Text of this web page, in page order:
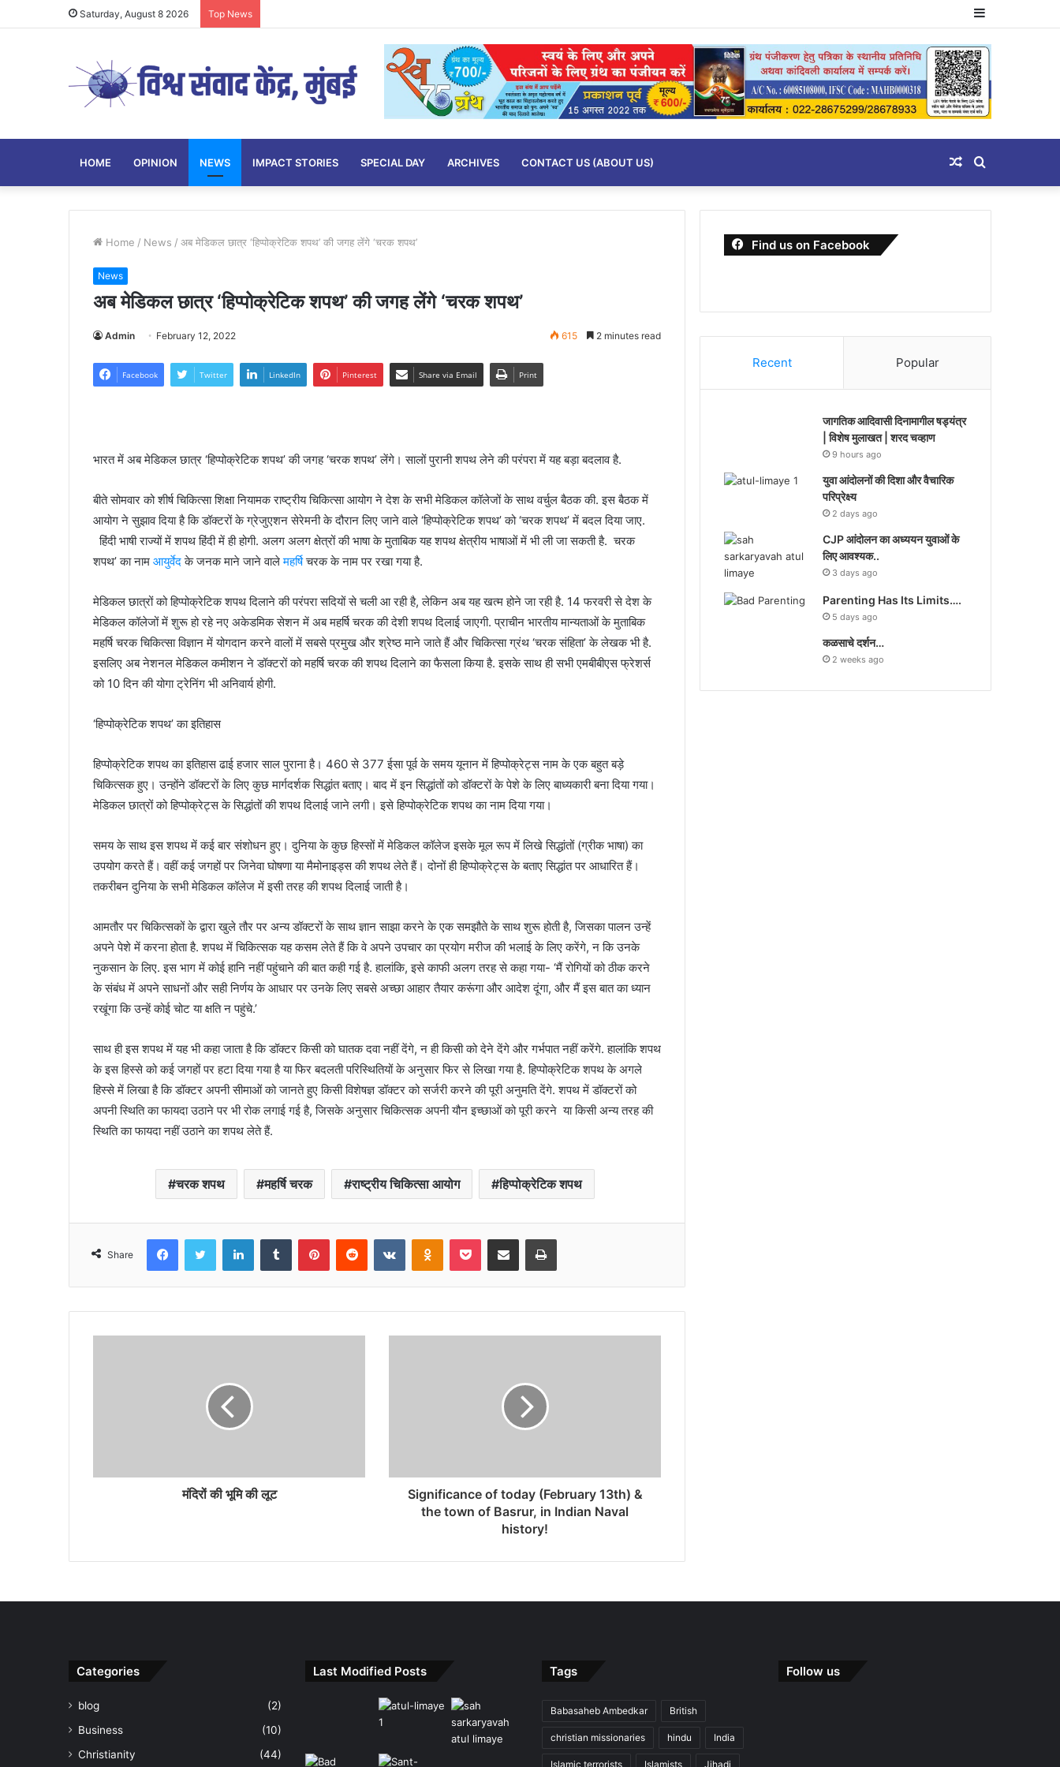
Saturday, August 8 2026 Top News Sidebar
HOME OPINION NEWS IMPACT STORIES SPECIAL DAY ARCHIVES CONTACT US (ABOUT US) Search
for
Random
Article
Home / News / अब मेडिकल छात्र ‘हिप्पोक्रेटिक शपथ’ की जगह लेंगे ‘चरक शपथ’
News
अब मेडिकल छात्र ‘हिप्पोक्रेटिक शपथ’ की जगह लेंगे ‘चरक शपथ’
Admin February 12, 2022 615 2 minutes read
Facebook Twitter LinkedIn Pinterest Share via Email Print
भारत में अब मेडिकल छात्र ‘हिप्पोक्रेटिक शपथ’ की जगह ‘चरक शपथ’ लेंगे। सालों पुरानी शपथ लेने की परंपरा में यह बड़ा बदलाव है.
बीते सोमवार को शीर्ष चिकित्सा शिक्षा नियामक राष्ट्रीय चिकित्सा आयोग ने देश के सभी मेडिकल कॉलेजों के साथ वर्चुल बैठक की. इस बैठक में
आयोग ने सुझाव दिया है कि डॉक्टरों के ग्रेजुएशन सेरेमनी के दौरान लिए जाने वाले ‘हिप्पोक्रेटिक शपथ’ को ‘चरक शपथ’ में बदल दिया जाए.
हिंदी भाषी राज्यों में शपथ हिंदी में ही होगी. अलग अलग क्षेत्रों की भाषा के मुताबिक यह शपथ क्षेत्रीय भाषाओं में भी ली जा सकती है. चरक
शपथ’ का नाम आयुर्वेदके जनक माने जाने वालेमहर्षिचरक के नाम पर रखा गया है.
मेडिकल छात्रों को हिप्पोक्रेटिक शपथ दिलाने की परंपरा सदियों से चली आ रही है, लेकिन अब यह खत्म होने जा रही है. 14 फरवरी से देश के
मेडिकल कॉलेजों में शुरू हो रहे नए अकेडमिक सेशन में अब महर्षि चरक की देशी शपथ दिलाई जाएगी. प्राचीन भारतीय मान्यताओं के मुताबिक
महर्षि चरक चिकित्सा विज्ञान में योगदान करने वालों में सबसे प्रमुख और श्रेष्ठ माने जाते हैं और चिकित्सा ग्रंथ ‘चरक संहिता’ के लेखक भी है.
इसलिए अब नेशनल मेडिकल कमीशन ने डॉक्टरों को महर्षि चरक की शपथ दिलाने का फैसला किया है. इसके साथ ही सभी एमबीबीएस फ्रेशर्स
को 10 दिन की योगा ट्रेनिंग भी अनिवार्य होगी.
‘हिप्पोक्रेटिक शपथ’ का इतिहास
हिप्पोक्रेटिक शपथ का इतिहास ढाई हजार साल पुराना है। 460 से 377 ईसा पूर्व के समय यूनान में हिप्पोक्रेट्स नाम के एक बहुत बड़े
चिकित्सक हुए। उन्होंने डॉक्टरों के लिए कुछ मार्गदर्शक सिद्धांत बताए। बाद में इन सिद्धांतों को डॉक्टरों के पेशे के लिए बाध्यकारी बना दिया गया।
मेडिकल छात्रों को हिप्पोक्रेट्स के सिद्धांतों की शपथ दिलाई जाने लगी। इसे हिप्पोक्रेटिक शपथ का नाम दिया गया।
समय के साथ इस शपथ में कई बार संशोधन हुए। दुनिया के कुछ हिस्सों में मेडिकल कॉलेज इसके मूल रूप में लिखे सिद्धांतों (ग्रीक भाषा) का
उपयोग करते हैं। वहीं कई जगहों पर जिनेवा घोषणा या मैमोनाइड्स की शपथ लेते हैं। दोनों ही हिप्पोक्रेट्स के बताए सिद्धांत पर आधारित हैं।
तकरीबन दुनिया के सभी मेडिकल कॉलेज में इसी तरह की शपथ दिलाई जाती है।
आमतौर पर चिकित्सकों के द्वारा खुले तौर पर अन्य डॉक्टरों के साथ ज्ञान साझा करने के एक समझौते के साथ शुरू होती है, जिसका पालन उन्हें
अपने पेशे में करना होता है. शपथ में चिकित्सक यह कसम लेते हैं कि वे अपने उपचार का प्रयोग मरीज की भलाई के लिए करेंगे, न कि उनके
नुकसान के लिए. इस भाग में कोई हानि नहीं पहुंचाने की बात कही गई है. हालांकि, इसे काफी अलग तरह से कहा गया- ‘मैं रोगियों को ठीक करने
के संबंध में अपने साधनों और सही निर्णय के आधार पर उनके लिए सबसे अच्छा आहार तैयार करूंगा और आदेश दूंगा, और मैं इस बात का ध्यान
रखूंगा कि उन्हें कोई चोट या क्षति न पहुंचे.’
साथ ही इस शपथ में यह भी कहा जाता है कि डॉक्टर किसी को घातक दवा नहीं देंगे, न ही किसी को देने देंगे और गर्भपात नहीं करेंगे. हालांकि शपथ
के इस हिस्से को कई जगहों पर हटा दिया गया है या फिर बदलती परिस्थितियों के अनुसार फिर से लिखा गया है. हिप्पोक्रेटिक शपथ के अगले
हिस्से में लिखा है कि डॉक्टर अपनी सीमाओं को जानते हुए किसी विशेषज्ञ डॉक्टर को सर्जरी करने की पूरी अनुमति देंगे. शपथ में डॉक्टरों को
अपनी स्थिति का फायदा उठाने पर भी रोक लगाई गई है, जिसके अनुसार चिकित्सक अपनी यौन इच्छाओं को पूरी करने या किसी अन्य तरह की
स्थिति का फायदा नहीं उठाने का शपथ लेते हैं.
चरक शपथ महर्षि चरक राष्ट्रीय चिकित्सा आयोग हिप्पोक्रेटिक शपथ
Share
FacebookTwitter LinkedInTumblr PinterestReddit VKontakteOdnoklassniki
Pocket Share via Email Print
मंदिरों की भूमि की लूट
Significance of today (February 13th) &
the town of Basrur, in Indian Naval
history!
Find us on Facebook
Recent Popular
जागतिक आदिवासी दिनामागील षड्यंत्र
| विशेष मुलाखत | शरद चव्हाण
9 hours ago
युवा आंदोलनों की दिशा और वैचारिक
परिप्रेक्ष्य
2 days ago
CJP आंदोलन का अध्ययन युवाओं के
लिए आवश्यक..
3 days ago
Parenting Has Its Limits….
5 days ago
कळसाचे दर्शन…
2 weeks ago
Categories
blog
(2)
Business
(10)
Christianity
(44)
Last Modified Posts Tags
Babasaheb Ambedkar British
christian missionaries hindu India
Islamic terrorists Islamists Jihadi
Follow us